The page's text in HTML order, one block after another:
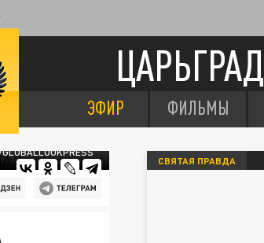
ЦАРЬГРАД
ЭФИР ФИЛЬМЫ
СВЯТАЯ ПРАВДА